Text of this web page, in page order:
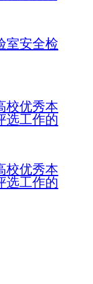
公示
室安全检
校优秀本
选工作的
校优秀本
选工作的